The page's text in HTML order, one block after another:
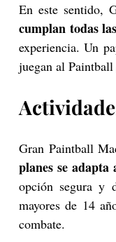
En este sentido,
cumplan todas
experiencia. Un
juegan al
Gran Paintball
planes se adapta
opción segura y
mayores de 14
combate.